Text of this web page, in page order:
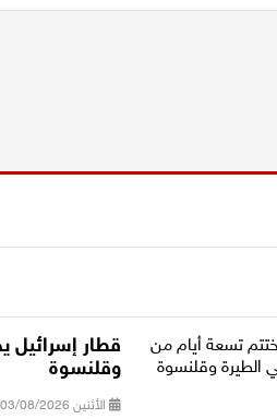
قطار إسرائيل
وقلنسوة
الأثنين 03/08/2026 15:50